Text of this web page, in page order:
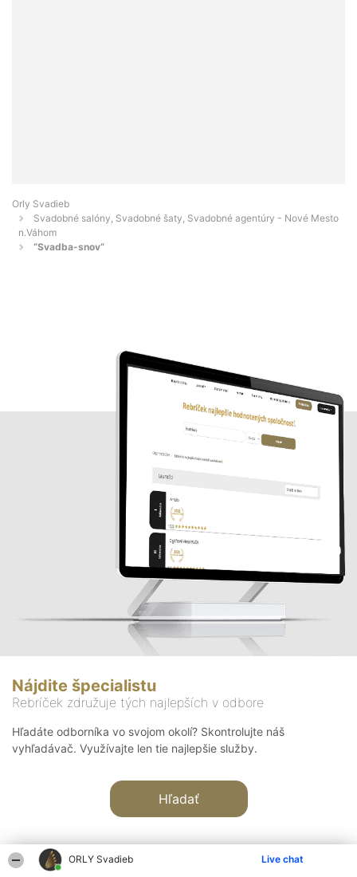
ORLY Svadieb Live chat
Orly Svadieb
Svadobné salóny, Svadobné šaty, Svadobné agentúry - Nové Mesto
n.Váhom
“Svadba-snov“
Nájdite špecialistu
Rebríček združuje tých najlepších v odbore
Hľadáte odborníka vo svojom okolí? Skontrolujte náš
vyhľadávač. Využívajte len tie najlepšie služby.
Hľadať